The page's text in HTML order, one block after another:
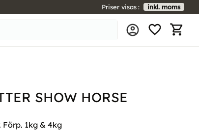
Priser visas inkl. moms
SHOW HORSE
Förp. 1kg & 4kg